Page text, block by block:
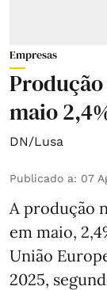
Empresas
maio
DN/Lusa
Publicado a: 07
A produção
em maio,
União
2025,